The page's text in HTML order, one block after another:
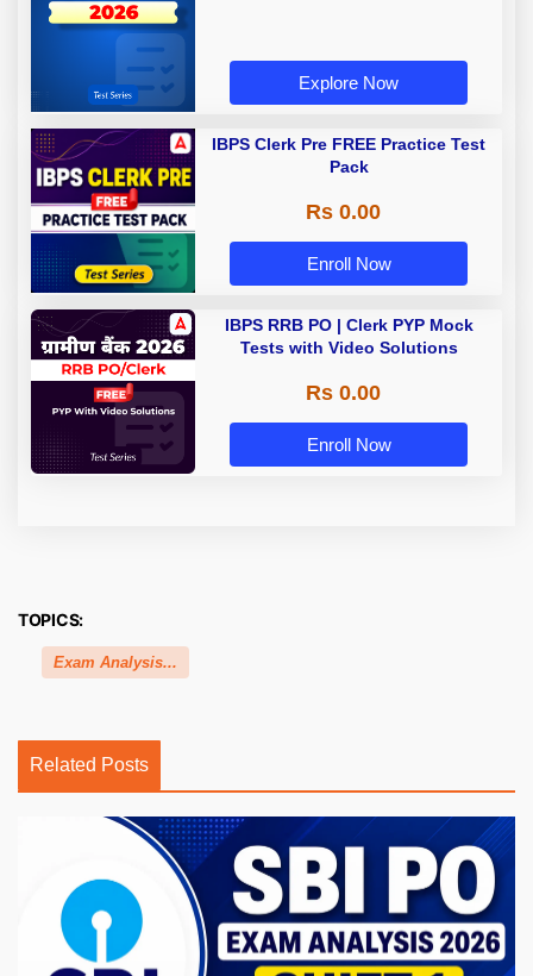
Explore Now
IBPS Clerk Pre FREE Practice Test
Pack
Rs 0.00
Enroll Now
IBPS RRB PO | Clerk PYP Mock
Tests with Video Solutions
Rs 0.00
Enroll Now
TOPICS:
Exam Analysis...
Related Posts